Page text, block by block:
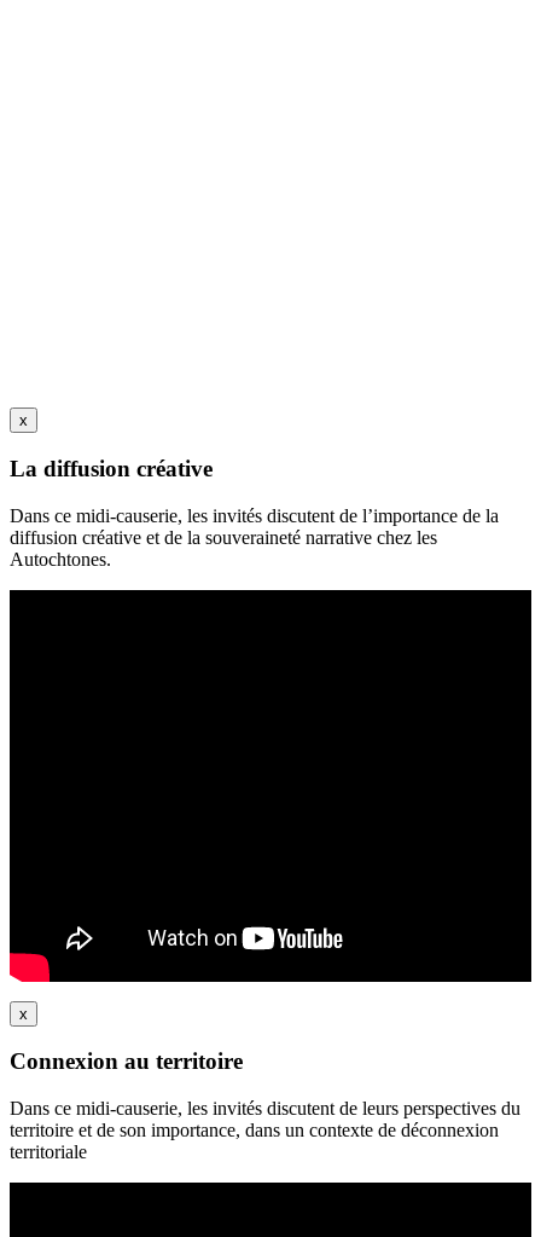
x
La diffusion créative
Dans ce midi-causerie, les invités discutent de l’importance de la
diffusion créative et de la souveraineté narrative chez les
Autochtones.
x
Connexion au territoire
Dans ce midi-causerie, les invités discutent de leurs perspectives du
territoire et de son importance, dans un contexte de déconnexion
territoriale